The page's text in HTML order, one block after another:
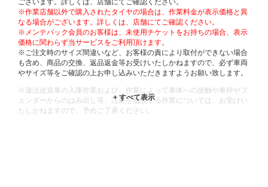
※作業店舗以外で購入されたタイヤの場合は、作業料金が表示価格と異
なる場合がございます。詳しくは、店舗にてご確認ください。
※メンテパック会員のお客様は、未使用チケットをお持ちの場合、表示
価格に関わらず当サービスをご利用頂けます。
※ご注文時のサイズ間違いなど、お客様の責により取付ができない場合
も含め、商品の交換、返品返金等お受けいたしかねますので、必ず車両
やサイズ等をご確認の上お申し込みいただきますようお願い致します。
※違法改造車の入庫作業および、作業によって車体への接触や車枠やフ
ェンダーからのはみ出し等、法規を逸脱する作業については、お受けい
たしかねますので、予めご了承ください。